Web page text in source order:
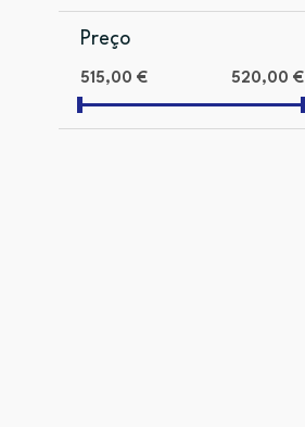
Preço
515,00 € 520,00 €